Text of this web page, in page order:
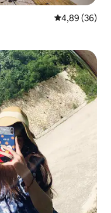
4,89 de uma
4,89 (36)